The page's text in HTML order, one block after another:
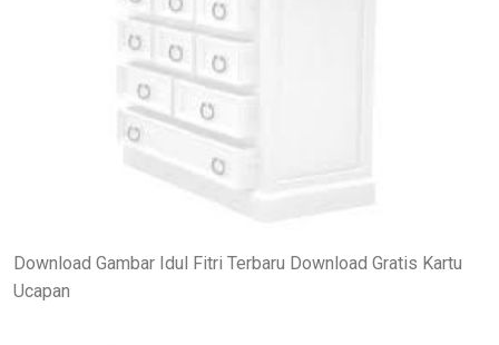
Download Gambar Idul Fitri Terbaru Download Gratis Kartu
Ucapan